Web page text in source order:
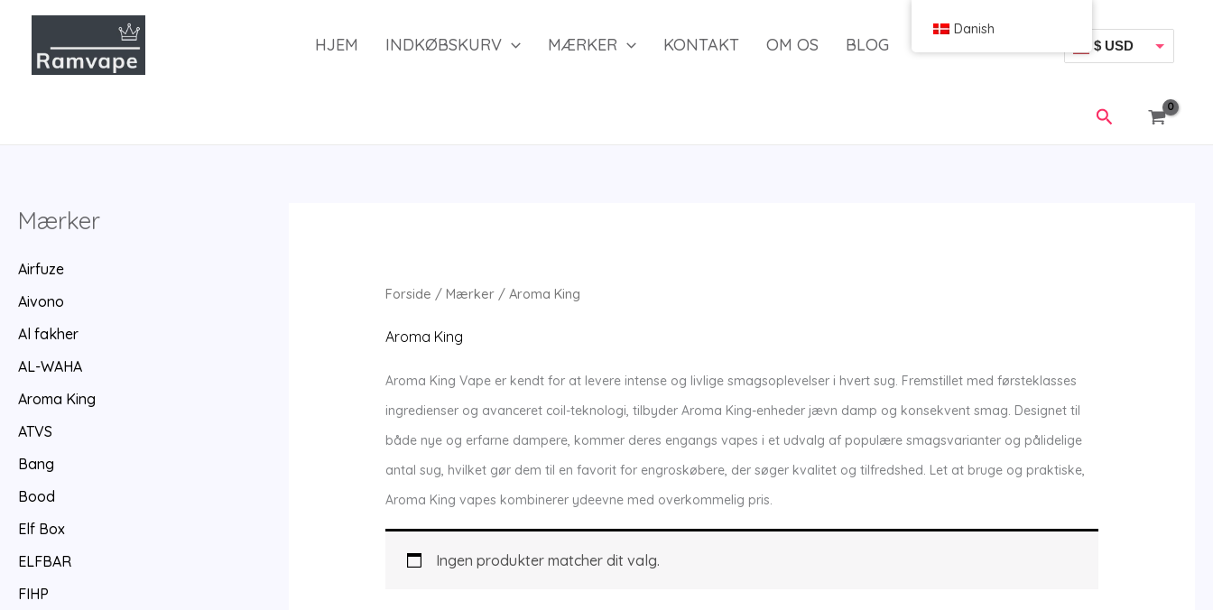
Spring
indhold
HJEM INDKØBSKURV MÆRKER KONTAKT OM OS BLOG $ USD
Søg
Mærker
Airfuze
Aivono
Al fakher
AL-WAHA
Aroma King
ATVS
Bang
Bood
Elf Box
ELFBAR
FIHP
Forside / Mærker/ Aroma King
Aroma King
Aroma King Vape er kendt for at levere intense og livlige smagsoplevelser i hvert sug. Fremstillet med førsteklasses
ingredienser og avanceret coil-teknologi, tilbyder Aroma King-enheder jævn damp og konsekvent smag. Designet til
både nye og erfarne dampere, kommer deres engangs vapes i et udvalg af populære smagsvarianter og pålidelige
antal sug, hvilket gør dem til en favorit for engroskøbere, der søger kvalitet og tilfredshed. Let at bruge og praktiske,
Aroma King vapes kombinerer ydeevne med overkommelig pris.
Ingen produkter matcher dit valg.
Danish